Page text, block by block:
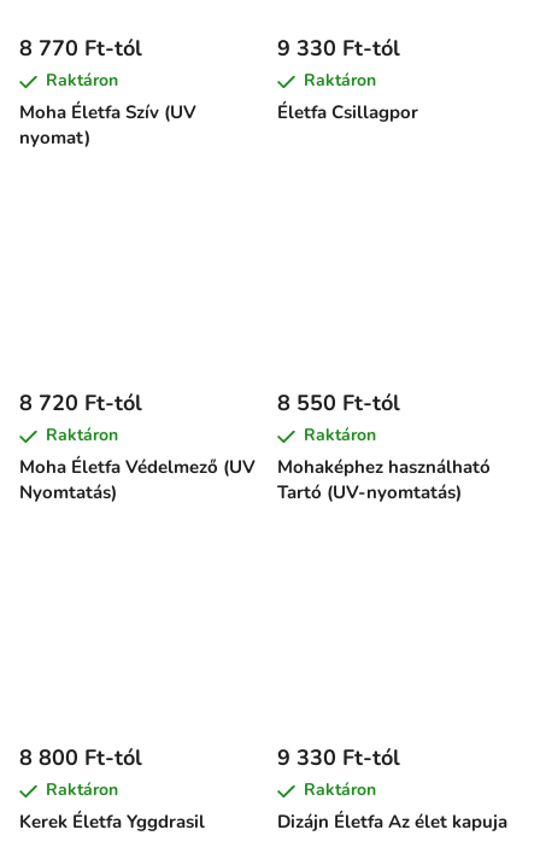
Moha Életfa Szív (UV
nyomat)
8 770 Ft-tól
Raktáron
Életfa Csillagpor
9 330 Ft-tól
Raktáron
Moha Életfa Védelmező (UV
Nyomtatás)
8 720 Ft-tól
Raktáron
Mohaképhez használható
Tartó (UV-nyomtatás)
8 550 Ft-tól
Raktáron
Kerek Életfa Yggdrasil
8 800 Ft-tól
Raktáron
Dizájn Életfa Az élet kapuja
9 330 Ft-tól
Raktáron